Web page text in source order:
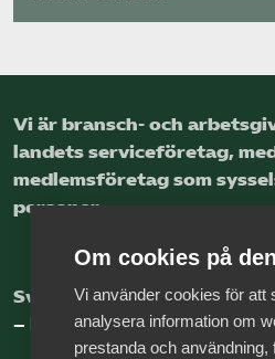
Vi är bransch- och
landets service­företag,
medlems­företag som
personer.
Sveriges nya basnäring
– landets främsta
Om cookies på
Vi använder cookies för att
analysera information om
prestanda och användning,